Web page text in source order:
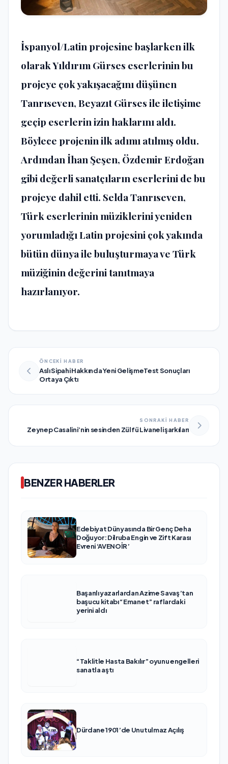
İspanyol/Latin projesine başlarken ilk
olarak Yıldırım Gürses eserlerinin bu
projeye çok yakışacağını düşünen
Tanrıseven, Beyazıt Gürses ile iletişime
geçip eserlerin izin haklarını aldı.
Böylece projenin ilk adımı atılmış oldu.
Ardından İhan Şeşen, Özdemir Erdoğan
gibi değerli sanatçıların eserlerini de bu
projeye dahil etti. Selda Tanrıseven,
Türk eserlerinin müziklerini yeniden
yorumladığı Latin projesini çok yakında
bütün dünya ile buluşturmaya ve Türk
müziğinin değerini tanıtmaya
hazırlanıyor.
ÖNCEKİ HABER
Aslı Sipahi Hakkında Yeni GelişmeTest Sonuçları
Ortaya Çıktı
SONRAKİ HABER
Zeynep Casalini’nin sesinden Zülfü Livaneli şarkıları
BENZER HABERLER
Edebiyat Dünyasında Bir Genç Deha
Doğuyor: Dilruba Engin ve Zift Karası
Evreni ‘AVENOİR’
Başarılı yazarlardan Azime Savaş’tan
başucu kitabı “Emanet” raflardaki
yerini aldı
“Taklitle Hasta Bakılır” oyunu engelleri
sanatla aştı
Dürdane 1901’de Unutulmaz Açılış